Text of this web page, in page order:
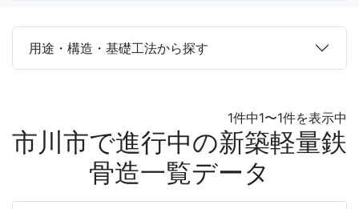
用途・構造・基礎工法から探す
1件中1〜1件を表示中
市川市で進行中の新築軽量鉄
骨造一覧データ